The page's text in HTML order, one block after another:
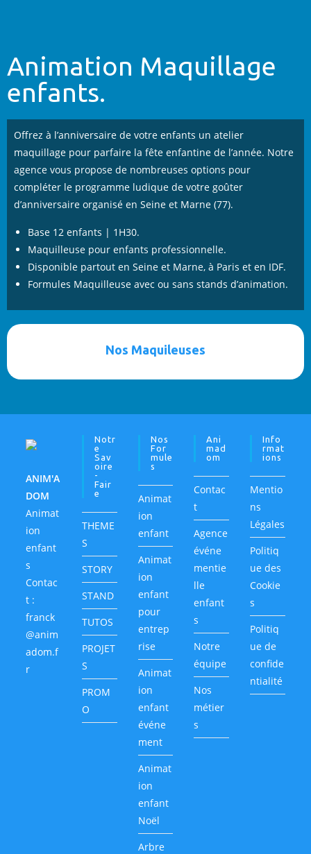
Animation Maquillage
enfants.
Offrez à l’anniversaire de votre enfants un atelier
maquillage pour parfaire la fête enfantine de l’année. Notre
agence vous propose de nombreuses options pour
compléter le programme ludique de votre goûter
d’anniversaire organisé en Seine et Marne (77).
Base 12 enfants | 1H30.
Maquilleuse pour enfants professionnelle.
Disponible partout en Seine et Marne, à Paris et en IDF.
Formules Maquilleuse avec ou sans stands d’animation.
Nos Maquileuses
ANIM'A
DOM
Animat
ion
enfant
s
Contac
t :
franck
@anim
adom.f
r
Notr
E
Sav
Oire
-
Fair
E
THEME
S
STORY
STAND
TUTOS
PROJET
S
PROM
O
Nos
For
Mule
S
Animat
ion
enfant
Animat
ion
enfant
pour
entrep
rise
Animat
ion
enfant
événe
ment
Animat
ion
enfant
Noël
Arbre
Ani
Mad
Om
Contac
t
Agence
événe
mentie
lle
enfant
s
Notre
équipe
Nos
métier
s
Info
Rmat
Ions
Mentio
ns
Légales
Politiq
ue des
Cookie
s
Politiq
ue de
confide
ntialité